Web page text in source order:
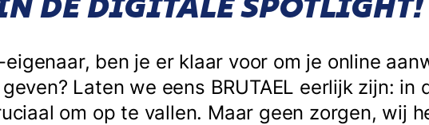
ben je er klaar voor om je online
Laten we eens BRUTAEL eerlijk zijn: in
om op te vallen. Maar geen zorgen, wij